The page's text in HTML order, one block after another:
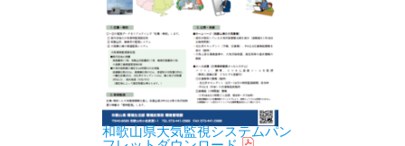
和歌山県大気監視システムパン